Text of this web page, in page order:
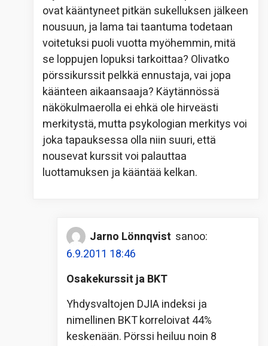
ovat kääntyneet pitkän sukelluksen jälkeen
nousuun, ja lama tai taantuma todetaan
voitetuksi puoli vuotta myöhemmin, mitä
se loppujen lopuksi tarkoittaa? Olivatko
pörssikurssit pelkkä ennustaja, vai jopa
käänteen aikaansaaja? Käytännössä
näkökulmaerolla ei ehkä ole hirveästi
merkitystä, mutta psykologian merkitys voi
joka tapauksessa olla niin suuri, että
nousevat kurssit voi palauttaa
luottamuksen ja kääntää kelkan.
Jarno Lönnqvist sanoo:
6.9.2011 18:46
Osakekurssit ja BKT
Yhdysvaltojen DJIA indeksi ja
nimellinen BKT korreloivat 44%
keskenään. Pörssi heiluu noin 8